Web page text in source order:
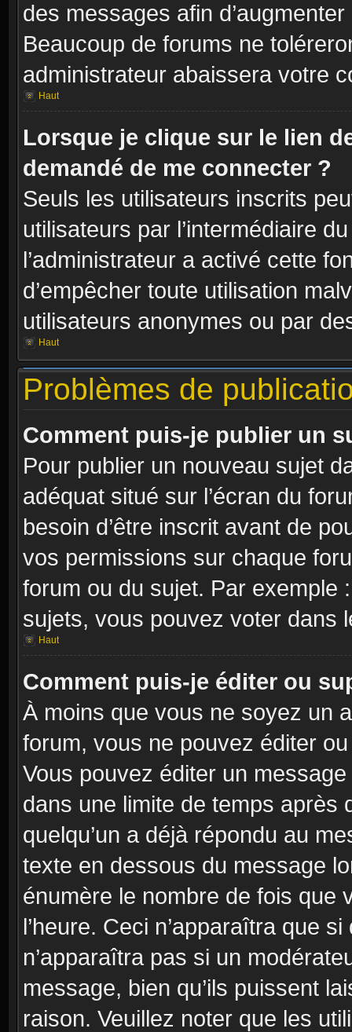
des messages afin
Beaucoup de forums ne
administrateur abaissera votre
Haut
Lorsque je clique sur le lien
demandé de me connecter ?
Seuls les utilisateurs inscrits
utilisateurs par l’intermédiaire
l’administrateur a activé cette
d’empêcher toute utilisation
utilisateurs anonymes ou par
Haut
Problèmes de
Comment puis-je publier un
Pour publier un nouveau sujet
adéquat situé sur l’écran du
besoin d’être inscrit avant de
vos permissions sur chaque
forum ou du sujet. Par exemple
sujets, vous pouvez voter dans
Haut
Comment puis-je éditer ou
À moins que vous ne soyez un
forum, vous ne pouvez éditer
Vous pouvez éditer un
dans une limite de temps après
quelqu’un a déjà répondu au
texte en dessous du message
énumère le nombre de fois que
l’heure. Ceci n’apparaîtra que
n’apparaîtra pas si un
message, bien qu’ils puissent
raison. Veuillez noter que les